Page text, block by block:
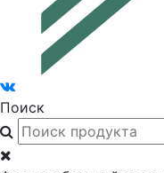
Поиск